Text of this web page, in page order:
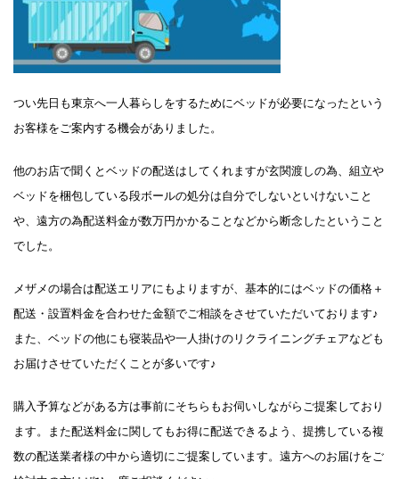
つい先日も東京へ一人暮らしをするためにベッドが必要になったという
お客様をご案内する機会がありました。
他のお店で聞くとベッドの配送はしてくれますが玄関渡しの為、組立や
ベッドを梱包している段ボールの処分は自分でしないといけないこと
や、遠方の為配送料金が数万円かかることなどから断念したということ
でした。
メザメの場合は配送エリアにもよりますが、基本的にはベッドの価格＋
配送・設置料金を合わせた金額でご相談をさせていただいております♪
また、ベッドの他にも寝装品や一人掛けのリクライニングチェアなども
お届けさせていただくことが多いです♪
購入予算などがある方は事前にそちらもお伺いしながらご提案しており
ます。また配送料金に関してもお得に配送できるよう、提携している複
数の配送業者様の中から適切にご提案しています。遠方へのお届けをご